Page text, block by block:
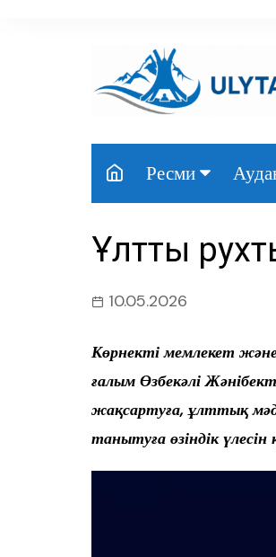
Ресми
Үкімет
Парламент
Ұлттық
10.05.2026
Көрнекті мемлекет
ғалым Өзбекәлі
жақсартуға, ұлттық
танытуға өзіндік үлесін